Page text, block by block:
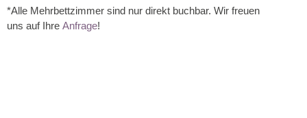
*Alle Mehrbettzimmer sind nur direkt buchbar. Wir freuen
uns auf Ihre Anfrage!